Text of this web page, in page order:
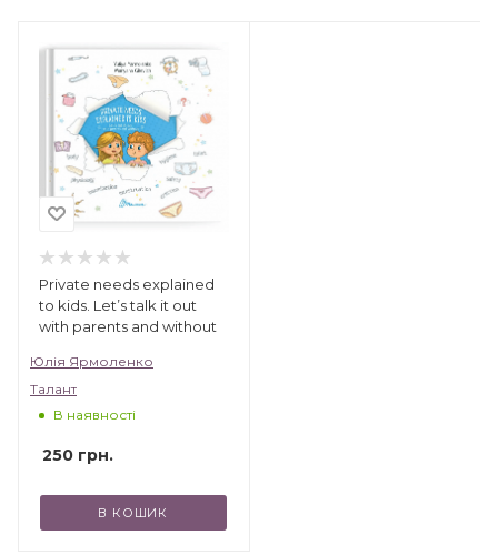
Private needs explained
to kids. Let’s talk it out
with parents and without
Юлія Ярмоленко
Талант
В наявності
250 грн.
В КОШИК